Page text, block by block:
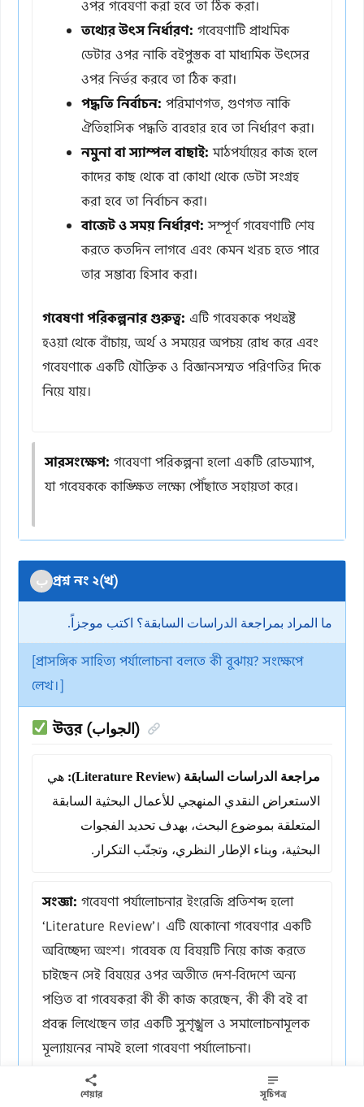
ওপর গবেষণা করা হবে তা ঠিক করা।
তথ্যের উৎস নির্ধারণ: গবেষণাটি প্রাথমিক
ডেটার ওপর নাকি বইপুস্তক বা মাধ্যমিক উৎসের
ওপর নির্ভর করবে তা ঠিক করা।
পদ্ধতি নির্বাচন: পরিমাণগত, গুণগত নাকি
ঐতিহাসিক পদ্ধতি ব্যবহার হবে তা নির্ধারণ করা।
নমুনা বা স্যাম্পল বাছাই: মাঠপর্যায়ের কাজ হলে
কাদের কাছ থেকে বা কোথা থেকে ডেটা সংগ্রহ
করা হবে তা নির্বাচন করা।
বাজেট ও সময় নির্ধারণ: সম্পূর্ণ গবেষণাটি শেষ
করতে কতদিন লাগবে এবং কেমন খরচ হতে পারে
তার সম্ভাব্য হিসাব করা।
গবেষণা পরিকল্পনার গুরুত্ব: এটি গবেষককে পথভ্রষ্ট
হওয়া থেকে বাঁচায়, অর্থ ও সময়ের অপচয় রোধ করে এবং
গবেষণাকে একটি যৌক্তিক ও বিজ্ঞানসম্মত পরিণতির দিকে
নিয়ে যায়।
সারসংক্ষেপ: গবেষণা পরিকল্পনা হলো একটি রোডম্যাপ,
যা গবেষককে কাঙ্ক্ষিত লক্ষ্যে পৌঁছাতে সহায়তা করে।
ب প্রশ্ন নং ২(খ)
ما المراد بمراجعة الدراسات السابقة؟ اكتب موجزاً.
[প্রাসঙ্গিক সাহিত্য পর্যালোচনা বলতে কী বুঝায়? সংক্ষেপে
লেখ।]
উত্তর (الجواب)
مراجعة الدراسات السابقة (Literature Review):
هي
الاستعراض النقدي المنهجي للأعمال البحثية السابقة
المتعلقة بموضوع البحث، بهدف تحديد الفجوات
البحثية، وبناء الإطار النظري، وتجنّب التكرار.
সংজ্ঞা: গবেষণা পর্যালোচনার ইংরেজি প্রতিশব্দ হলো
‘Literature Review’। এটি যেকোনো গবেষণার একটি
অবিচ্ছেদ্য অংশ। গবেষক যে বিষয়টি নিয়ে কাজ করতে
চাইছেন সেই বিষয়ের ওপর অতীতে দেশ-বিদেশে অন্য
পণ্ডিত বা গবেষকরা কী কী কাজ করেছেন, কী কী বই বা
প্রবন্ধ লিখেছেন তার একটি সুশৃঙ্খল ও সমালোচনামূলক
মূল্যায়নের নামই হলো গবেষণা পর্যালোচনা।
এটি কেবল পূর্বের বইগুলোর সারসংক্ষেপ নয়; বরং
শেয়ার সূচিপত্র